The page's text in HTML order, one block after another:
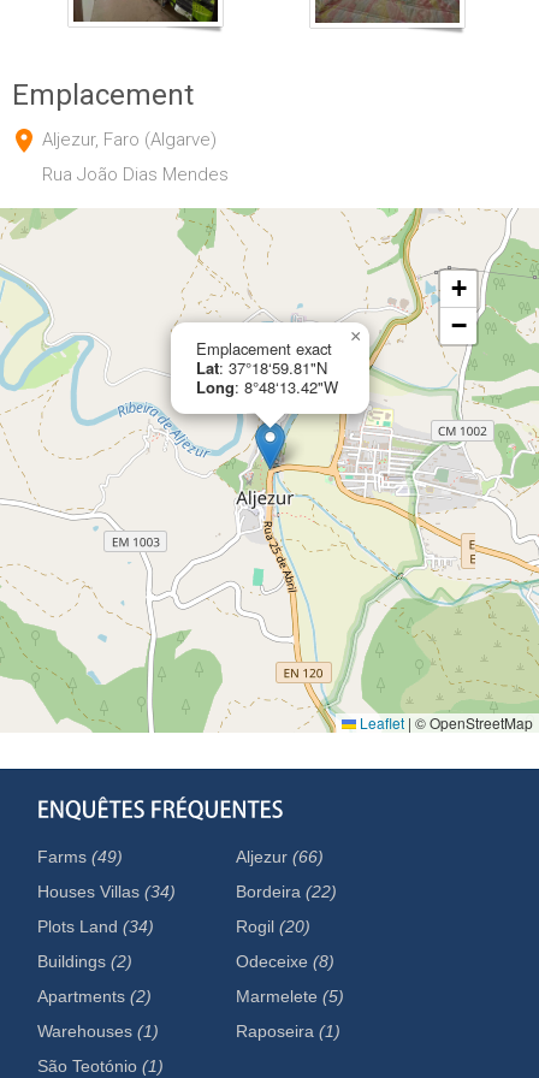
Emplacement
Aljezur, Faro (Algarve)
Rua João Dias Mendes
Emplacement exact
Lat: 37°18‘59.81"N
Long: 8°48‘13.42"W
×
+
−
Leaflet | © OpenStreetMap
Farms(49)
Houses Villas(34)
Plots Land(34)
Buildings(2)
Apartments(2)
Warehouses(1)
Aljezur(66)
Bordeira(22)
Rogil(20)
Odeceixe(8)
Marmelete(5)
Raposeira(1)
São Teotónio(1)